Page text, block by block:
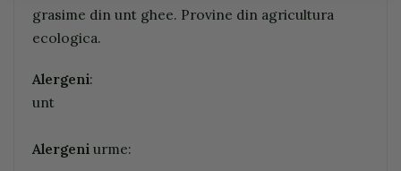
grasime din unt ghee. Provine din agricultura
ecologica.
Alergeni:
unt
Alergeni urme: